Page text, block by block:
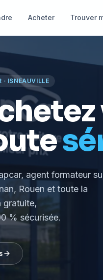
Acheter Trouver
· ISNEAUVILLE
agent formateur
Rouen et toute la
gratuite,
% sécurisée.